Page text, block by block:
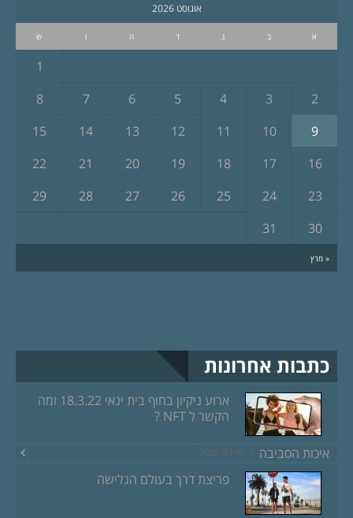
אוגוסט 2026
א ב ג ד ה ו ש
« מרץ
1
2
3
4
5
6
7
8
9
10
11
12
13
14
15
16
17
18
19
20
21
22
23
24
25
26
27
28
29
30
31
כתבות אחרונות
ארוע ניקיון בחוף בית ינאי 18.3.22 ומה
הקשר ל NFT ?
איכות הסביבה מרץ 8, 2022
פריצת דרך בעולם הגלישה